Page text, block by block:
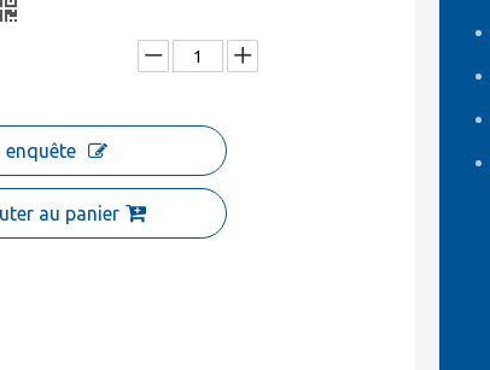
enquête
au panier